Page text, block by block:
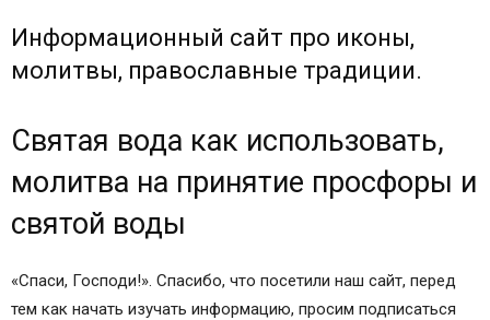
Информационный сайт про иконы,
молитвы, православные традиции.
Святая вода как использовать,
молитва на принятие просфоры и
святой воды
«Спаси, Господи!». Спасибо, что посетили наш сайт, перед
тем как начать изучать информацию, просим подписаться